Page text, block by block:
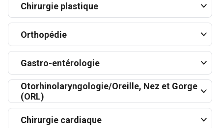
Chirurgie plastique
Orthopédie
Gastro-entérologie
Otorhinolaryngologie/Oreille, Nez et Gorge
(ORL)
Chirurgie cardiaque